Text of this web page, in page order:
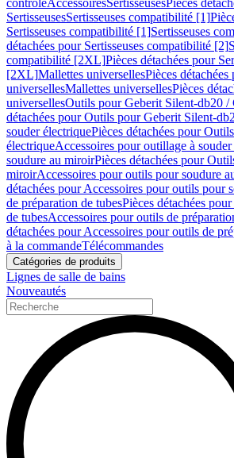
contrôleAccessoiresSertisseusesPièces
SertisseusesSertisseuses compatibilité [1]
Sertisseuses compatibilité [1]Sertisseuses
détachées pour Sertisseuses compatibilité [2]
compatibilité [2XL]Pièces détachées pour
[2XL]Mallettes universellesPièces
universellesMallettes universellesPièces
universellesOutils pour Geberit Silent-db20 /
détachées pour Outils pour Geberit Silent-
souder électriquePièces détachées pour
électriqueAccessoires pour outillage à
soudure au miroirPièces détachées pour
miroirAccessoires pour outils pour soudure
détachées pour Accessoires pour outils pour
de préparation de tubesPièces détachées
de tubesAccessoires pour outils de
détachées pour Accessoires pour outils de
à la commandeTélécommandes
Catégories de produits
Lignes de salle de bains
Nouveautés